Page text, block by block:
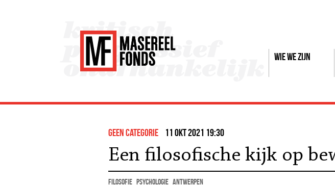
Wie we zijn
Geen categorie 11 okt 2021 19:30
Een filosofische kijk op
filosofie psychologie Antwerpen